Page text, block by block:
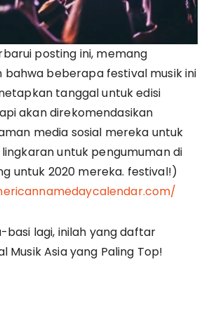
posting ini, memang
beberapa festival musik ini
tanggal untuk edisi
akan direkomendasikan
media sosial mereka untuk
untuk pengumuman di
untuk 2020 mereka. festival!)
lagi, inilah yang daftar
Musik Asia yang Paling Top!